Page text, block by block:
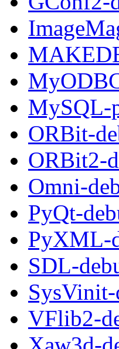
MySQL-
ORBit-
ORBit2-
Omni-
PyQt-
PyXML-
SDL-
VFlib2-